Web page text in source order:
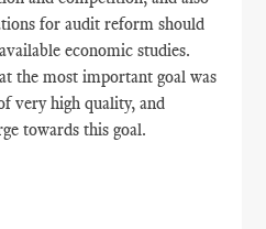
for audit reform should
economic studies.
the most important goal was
very high quality, and
towards this goal.